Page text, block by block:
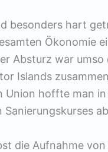
besonders hart
Ökonomie
Absturz war
Islands
Union hoffte man
die Aufnahme